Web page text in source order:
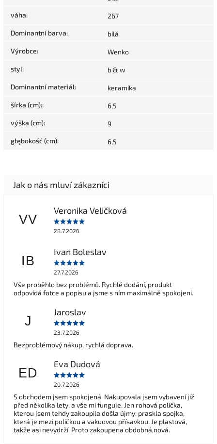
váha: 267
Dominantní barva: bílá
Výrobce: Wenko
styl: b & w
Dominantní materiál: keramika
šírka (cm):: 6,5
výška (cm): 9
głębokość (cm): 6,5
VV
Veronika Veličková
28.7.2026
IB
Ivan Boleslav
27.7.2026
Vše proběhlo bez problémů. Rychlé dodání, produkt
odpovídá fotce a popisu a jsme s ním maximálně spokojeni.
J
Jaroslav
23.7.2026
Bezproblémový nákup, rychlá doprava.
ED
Eva Dudová
20.7.2026
S obchodem jsem spokojená. Nakupovala jsem vybavení již
před několika lety, a vše mi funguje. Jen rohová polička,
kterou jsem tehdy zakoupila došla újmy: praskla spojka,
která je mezi poličkou a vakuovou přísavkou. Je plastová,
takže asi nevydrží. Proto zakoupena obdobná,nová.